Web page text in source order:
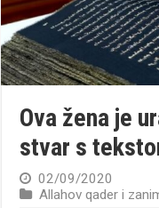
Ova žena je
stvar s
02/09/2020
Allahov qader i